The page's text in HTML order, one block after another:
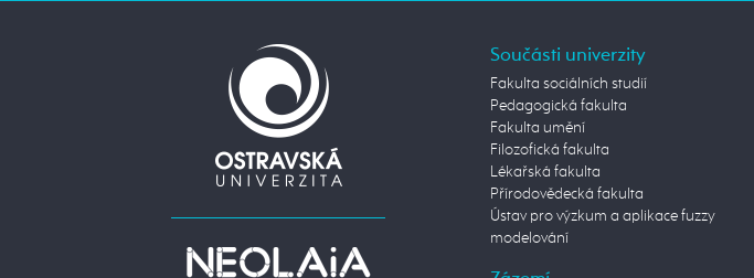
Součásti univerzity
Fakulta sociálních studií
Pedagogická fakulta
Fakulta umění
Filozofická fakulta
Lékařská fakulta
Přírodovědecká fakulta
Ústav pro výzkum a aplikace fuzzy
modelování